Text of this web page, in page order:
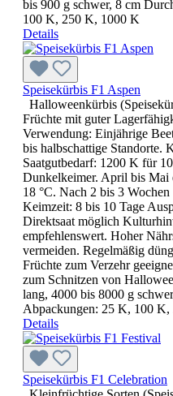
bis 900 g schwer, 8 cm
100 K, 250 K, 1000 K
Details
Speisekürbis F1 Aspen
Halloweenkürbis
Früchte mit guter
Verwendung: Einjährige
bis halbschattige Standorte.
Saatgutbedarf: 1200 K für
Dunkelkeimer. April bis Mai
18 °C. Nach 2 bis 3
Keimzeit: 8 bis 10 Tage
Direktsaat möglich
empfehlenswert. Hoher
vermeiden. Regelmäßig
Früchte zum Verzehr
zum Schnitzen von
lang, 4000 bis 8000 g
Abpackungen: 25 K, 100
Details
Speisekürbis F1 Celebration